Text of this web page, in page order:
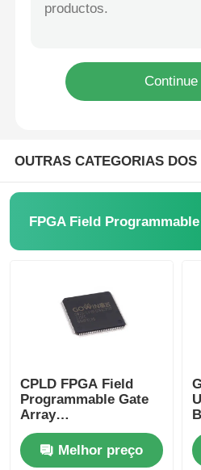
Sistema SOC em chip
CPLD PLD
Detector térmico
Microplaqueta de DSP IC
microplaqueta do eeprom
Chip PSRAM
OUTRAS CATEGORIAS DOS
FPGA Field
CPLD FPGA Field
Programmable Gate
Array
Microcomputador de
chip único GW2A-
LV18EQ144C8/I7
Melhor preço